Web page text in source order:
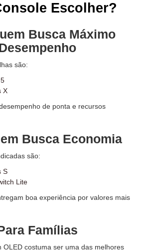
Escolher?
Busca Máximo
são:
X
de ponta e recursos
Busca Economia
são:
S
Lite
boa experiência por valores mais
Famílias
OLED costuma ser uma das melhores